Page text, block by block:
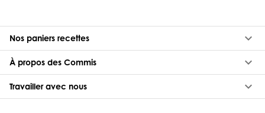
Nos paniers recettes keyboard_arrow_down
À propos des Commis keyboard_arrow_down
Travailler avec nous keyboard_arrow_down